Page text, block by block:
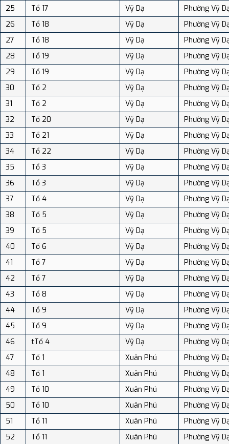
25
Tổ 17 Vỹ Dạ
Phường Vỹ
26
Tổ 18 Vỹ Dạ
Phường Vỹ
27
Tổ 18 Vỹ Dạ
Phường Vỹ
28
Tổ 19 Vỹ Dạ
Phường Vỹ
29
Tổ 19 Vỹ Dạ
Phường Vỹ
30
Tổ 2 Vỹ Dạ
Phường Vỹ
31
Tổ 2 Vỹ Dạ
Phường Vỹ
32
Tổ 20 Vỹ Dạ
Phường Vỹ
33
Tổ 21 Vỹ Dạ
Phường Vỹ
34
Tổ 22 Vỹ Dạ
Phường Vỹ
35
Tổ 3 Vỹ Dạ
Phường Vỹ
36
Tổ 3 Vỹ Dạ
Phường Vỹ
37
Tổ 4 Vỹ Dạ
Phường Vỹ
38
Tổ 5 Vỹ Dạ
Phường Vỹ
39
Tổ 5 Vỹ Dạ
Phường Vỹ
40
Tổ 6 Vỹ Dạ
Phường Vỹ
41
Tổ 7 Vỹ Dạ
Phường Vỹ
42
Tổ 7 Vỹ Dạ
Phường Vỹ
43
Tổ 8 Vỹ Dạ
Phường Vỹ
44
Tổ 9 Vỹ Dạ
Phường Vỹ
45
Tổ 9 Vỹ Dạ
Phường Vỹ
46
tTổ 4 Vỹ Dạ
Phường Vỹ
47
Tổ 1 Xuân Phú
Phường Vỹ
48
Tổ 1 Xuân Phú
Phường Vỹ
49
Tổ 10 Xuân Phú
Phường Vỹ
50
Tổ 10 Xuân Phú
Phường Vỹ
51
Tổ 11 Xuân Phú
Phường Vỹ
52
Tổ 11 Xuân Phú
Phường Vỹ